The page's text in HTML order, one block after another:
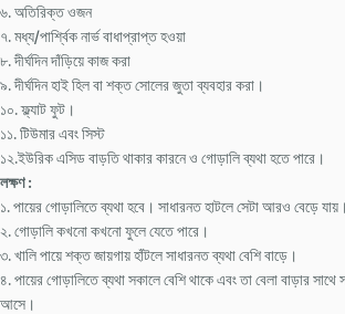
৬. অতিরিক্ত ওজন
৭. মধ্য/পার্শ্বিক নার্ভ বাধাপ্রাপ্ত হওয়া
৮. দীর্ঘদিন দাঁড়িয়ে কাজ করা
৯. দীর্ঘদিন হাই হিল বা শক্ত সোলের জুতা ব্যবহার করা।
১০. ফ্ল্যাট ফুট।
১১. টিউমার এবং সিস্ট
১২.ইউরিক এসিড বাড়তি থাকার কারনে ও গোড়ালি ব্যথা হতে পারে।
লক্ষণ :
১. পায়ের গোড়ালিতে ব্যথা হবে। সাধারনত হাটলে সেটা আরও বেড়ে যায়।
২. গোড়ালি কখনো কখনো ফুলে যেতে পারে।
৩. খালি পায়ে শক্ত জায়গায় হাঁটলে সাধারনত ব্যথা বেশি বাড়ে।
৪. পায়ের গোড়ালিতে ব্যথা সকালে বেশি থাকে এবং তা বেলা বাড়ার
আসে।